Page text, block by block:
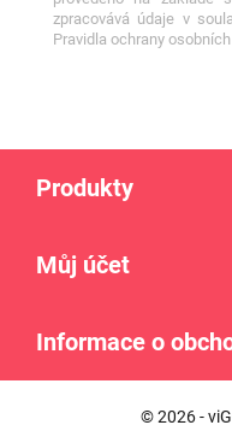
zpracovává údaje v
Pravidla ochrany
Produkty
Můj účet
Informace o
© 2026 -